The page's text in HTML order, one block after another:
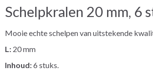
Schelpkralen 20 mm, 6
Mooie echte schelpen van uitstekende
L: 20 mm
Inhoud:6 stuks.